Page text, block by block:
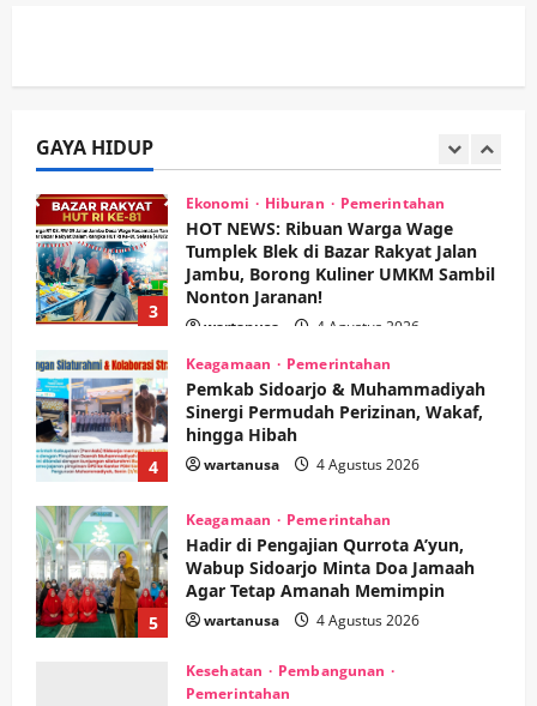
GAYA HIDUP
2
wartanusa 5 Agustus 2026
3
Ekonomi Hiburan Pemerintahan
HOT NEWS: Ribuan Warga Wage
Tumplek Blek di Bazar Rakyat Jalan
Jambu, Borong Kuliner UMKM Sambil
Nonton Jaranan!
wartanusa 4 Agustus 2026
4
Keagamaan Pemerintahan
Pemkab Sidoarjo & Muhammadiyah
Sinergi Permudah Perizinan, Wakaf,
hingga Hibah
wartanusa 4 Agustus 2026
5
Keagamaan Pemerintahan
Hadir di Pengajian Qurrota A’yun,
Wabup Sidoarjo Minta Doa Jamaah
Agar Tetap Amanah Memimpin
wartanusa 4 Agustus 2026
Kesehatan
Pembangunan
Pemerintahan